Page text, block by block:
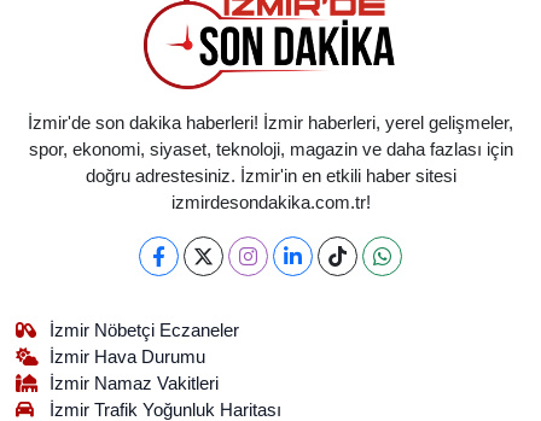
İzmir'de son dakika haberleri! İzmir haberleri, yerel gelişmeler,
spor, ekonomi, siyaset, teknoloji, magazin ve daha fazlası için
doğru adrestesiniz. İzmir'in en etkili haber sitesi
izmirdesondakika.com.tr!
İzmir Nöbetçi Eczaneler
İzmir Hava Durumu
İzmir Namaz Vakitleri
İzmir Trafik Yoğunluk Haritası